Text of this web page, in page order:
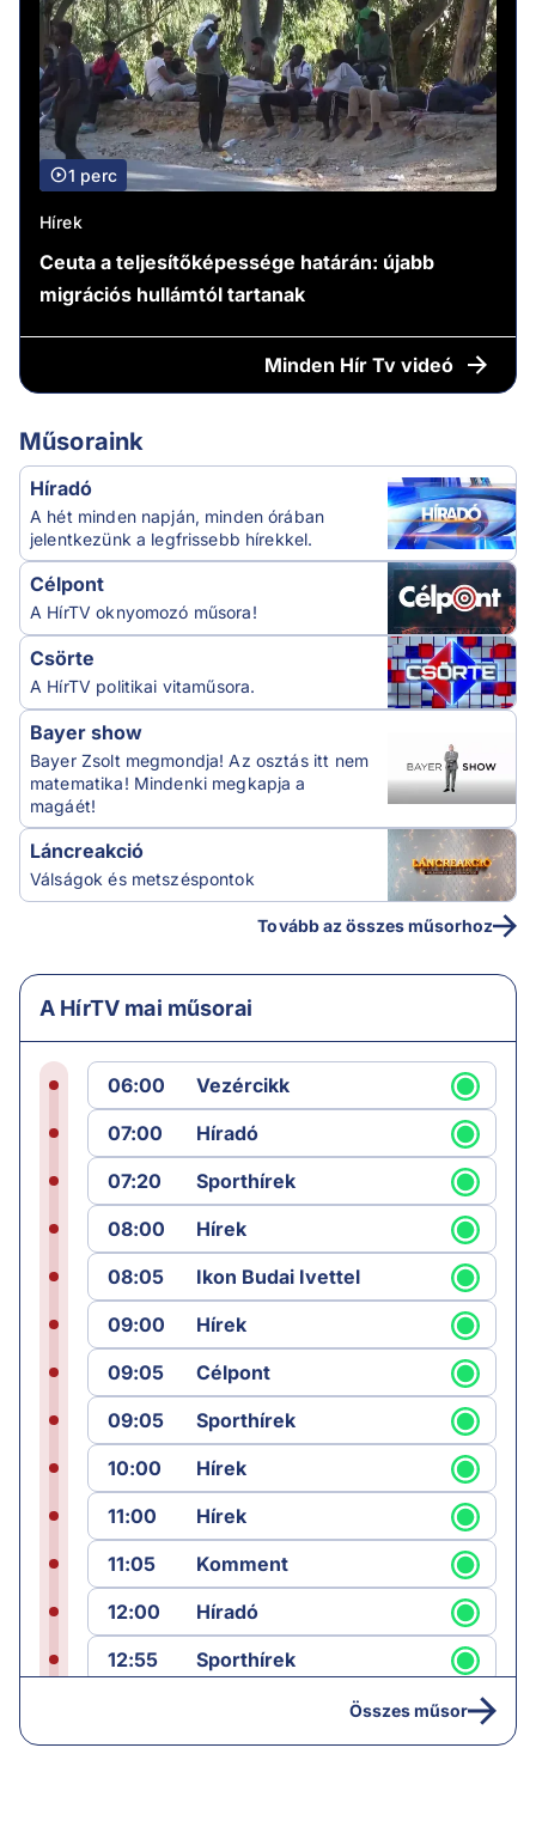
1 perc
Hírek
Ceuta a teljesítőképessége határán: újabb
migrációs hullámtól tartanak
Minden Hír Tv videó
Műsoraink
Híradó
A hét minden napján, minden órában
jelentkezünk a legfrissebb hírekkel.
Célpont
A HírTV oknyomozó műsora!
Csörte
A HírTV politikai vitaműsora.
Bayer show
Bayer Zsolt megmondja! Az osztás itt nem
matematika! Mindenki megkapja a
magáét!
Láncreakció
Válságok és metszéspontok
Tovább az összes műsorhoz
A HírTV mai műsorai
06:00
Vezércikk
07:00
Híradó
07:20
Sporthírek
08:00
Hírek
08:05
Ikon Budai Ivettel
09:00
Hírek
09:05
Célpont
09:05
Sporthírek
10:00
Hírek
11:00
Hírek
11:05
Komment
12:00
Híradó
12:55
Sporthírek
Összes műsor